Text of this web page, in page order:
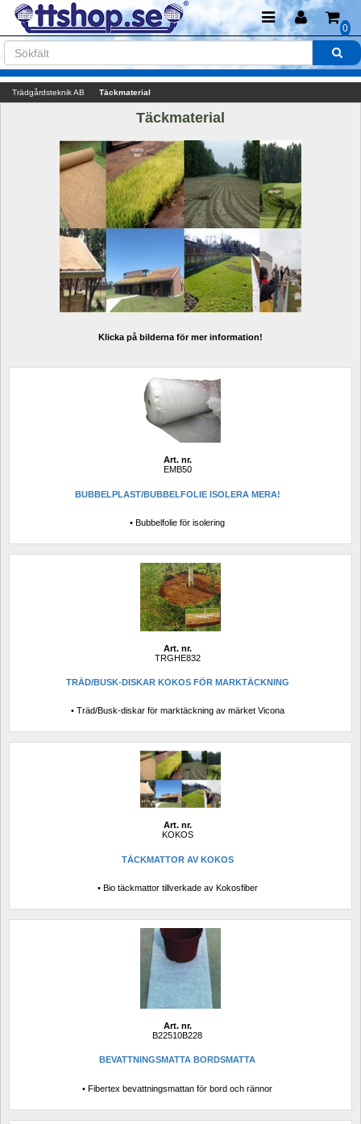
0
Trädgårdsteknik AB Täckmaterial
Täckmaterial
Klicka på bilderna för mer information!
Art. nr.
EMB50
BUBBELPLAST/BUBBELFOLIE ISOLERA MERA!
• Bubbelfolie för isolering
Art. nr.
TRGHE832
TRÄD/BUSK-DISKAR KOKOS FÖR MARKTÄCKNING
• Träd/Busk-diskar för marktäckning av märket Vicona
Art. nr.
KOKOS
TÄCKMATTOR AV KOKOS
• Bio täckmattor tillverkade av Kokosfiber
Art. nr.
B22510B228
BEVATTNINGSMATTA BORDSMATTA
• Fibertex bevattningsmattan för bord och rännor